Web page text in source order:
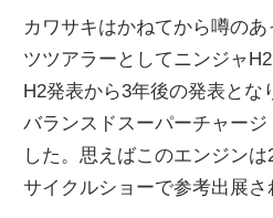
カワサキはかねてから噂の
ツツアラーとしてニンジャ
H2発表から3年後の発表とな
バランスドスーパーチャージ
した。思えばこのエンジン
サイクルショーで参考出展さ